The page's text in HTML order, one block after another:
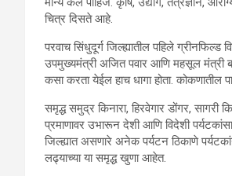
चित्र दिसते आहे.
परवाच सिंधुदूर्ग जिल्ह्यातील पहिले ग्रीनफिल्ड
उपमुख्यमंत्री अजित पवार आणि महसूल मंत्री
कसा करता येईल हाच धागा होता. कोकणातील
समृद्ध समुद्र किनारा, हिरवेगार डोंगर, सागरी
प्रमाणावर उभारून देशी आणि विदेशी
जिल्ह्यात असणारे अनेक पर्यटन ठिकाणे
लढ्याच्या या समृद्ध खुणा आहेत.